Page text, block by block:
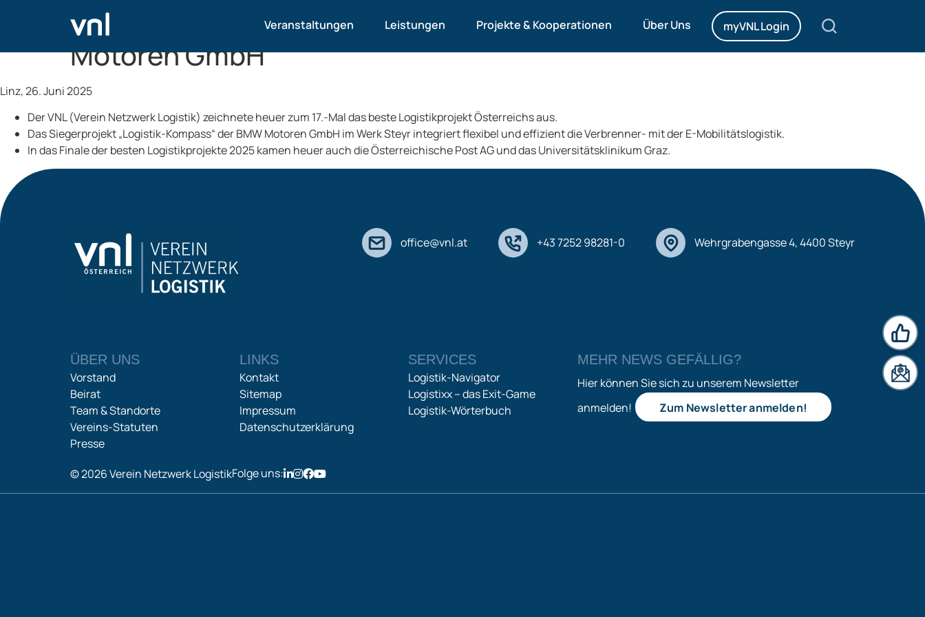
Veranstaltungen Leistungen Projekte & Kooperationen Über Uns myVNL Login
Der Österreichische Logistikpreis 2025 geht an die BMW
Motoren GmbH
Linz, 26. Juni 2025
Der VNL (Verein Netzwerk Logistik) zeichnete heuer zum 17.-Mal das beste Logistikprojekt Österreichs aus.
Das Siegerprojekt „Logistik-Kompass“ der BMW Motoren GmbH im Werk Steyr integriert flexibel und effizient die Verbrenner- mit der E-Mobilitätslogistik.
In das Finale der besten Logistikprojekte 2025 kamen heuer auch die Österreichische Post AG und das Universitätsklinikum Graz.
office@vnl.at +43 7252 98281-0 Wehrgrabengasse 4, 4400 Steyr
ÜBER UNS
Vorstand
Beirat
Team & Standorte
Vereins-Statuten
Presse
LINKS
Kontakt
Sitemap
Impressum
Datenschutzerklärung
SERVICES
Logistik-Navigator
Logistixx – das Exit-Game
Logistik-Wörterbuch
MEHR NEWS GEFÄLLIG?
Hier können Sie sich zu unserem Newsletter
anmelden!
Zum Newsletter anmelden!
© 2026 Verein Netzwerk LogistikFolge uns: